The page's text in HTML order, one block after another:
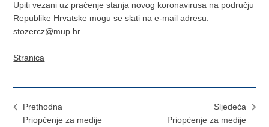
Upiti vezani uz praćenje stanja novog koronavirusa na području
Republike Hrvatske mogu se slati na e-mail adresu:
stozercz@mup.hr.
Stranica
Prethodna
Priopćenje za medije
Sljedeća
Priopćenje za medije